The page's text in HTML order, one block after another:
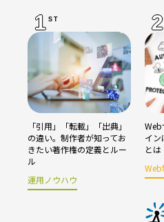
1 ST
「引用」「転載」「出典」
の違い。制作者が知ってお
きたい著作権の定義とルー
ル
運用ノウハウ
2
Web
イン
とは
Web